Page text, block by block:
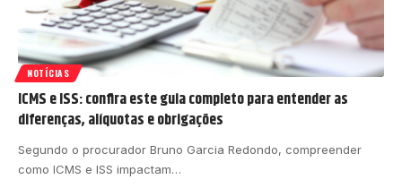
NOTÍCIAS
ICMS e ISS: confira este guia completo para entender as
diferenças, alíquotas e obrigações
Segundo o procurador Bruno Garcia Redondo, compreender
como ICMS e ISS impactam…